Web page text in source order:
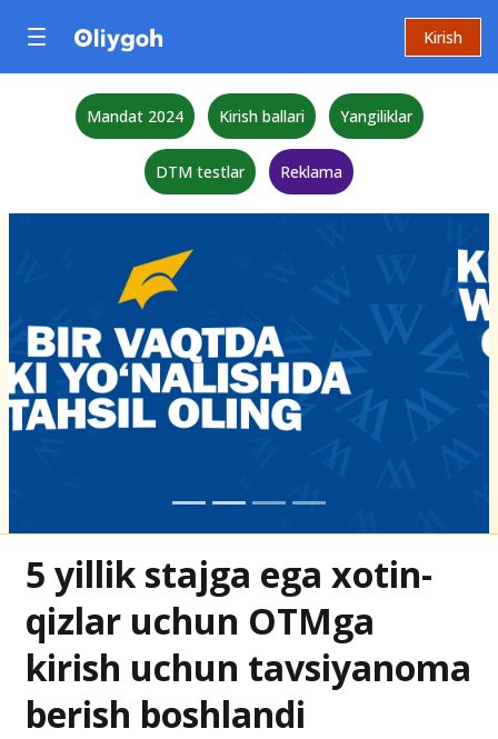
Kirish
Mandat 2024 Kirish ballari Yangiliklar
DTM testlar Reklama
5 yillik stajga ega xotin-
qizlar uchun OTMga
kirish uchun tavsiyanoma
berish boshlandi